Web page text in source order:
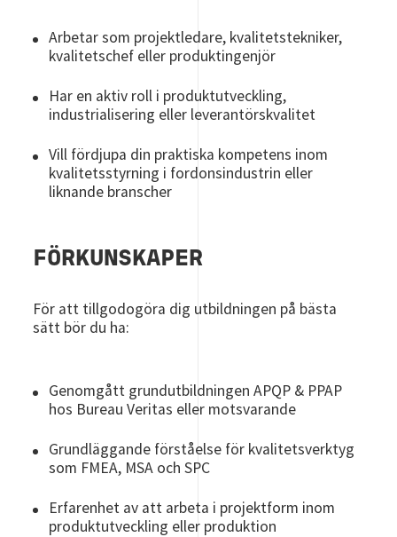
Arbetar som projektledare, kvalitetstekniker,
kvalitetschef eller produktingenjör
Har en aktiv roll i produktutveckling,
industrialisering eller leverantörskvalitet
Vill fördjupa din praktiska kompetens inom
kvalitetsstyrning i fordonsindustrin eller
liknande branscher
FÖRKUNSKAPER
För att tillgodogöra dig utbildningen på bästa
sätt bör du ha:
Genomgått grundutbildningen APQP & PPAP
hos Bureau Veritas eller motsvarande
Grundläggande förståelse för kvalitetsverktyg
som FMEA, MSA och SPC
Erfarenhet av att arbeta i projektform inom
produktutveckling eller produktion